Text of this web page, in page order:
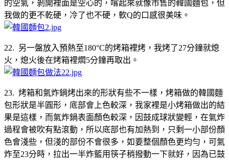
的空氣，剝開裡面是空心的，嚐起來就像市售的韓國麵包，但
我做的更不乾硬，冷了也不硬，軟Q的口感很美味。
22. 另一盤放入預熱至180°C的烤箱裡烤，我烤了27分鐘就熄
火，熄火後在烤箱裡燜5分鐘再取出。
23. 烤箱和氣炸鍋烤出來的形狀有些不一樣，烤箱做的韓國麵
包形狀是半圓形，底部會上色較深，我家裡是小烤箱做出的結
果是這樣，而氣炸鍋表面顏色較深，因鼓成球狀變輕，在氣炸
過程會被吹有點滾動，所以底部也有加熱到，只剩一小部份顏
色會淺些，但淺的部份不會很多，如要整個顏色更均勻，可氣
炸至23分時，拉出一半炸籃用筷子稍撥動一下就好，因為已鼓